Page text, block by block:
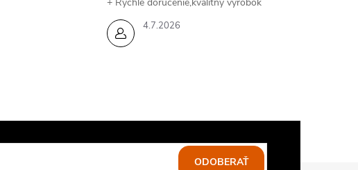
4.7.2026
ODOBERAŤ